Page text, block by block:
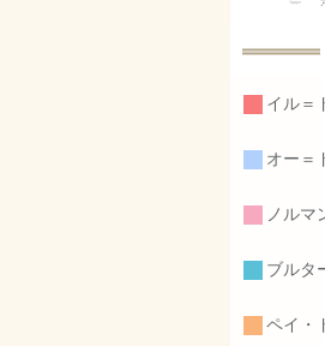
イル＝
オー＝
ノルマ
ブルタ
ペイ・